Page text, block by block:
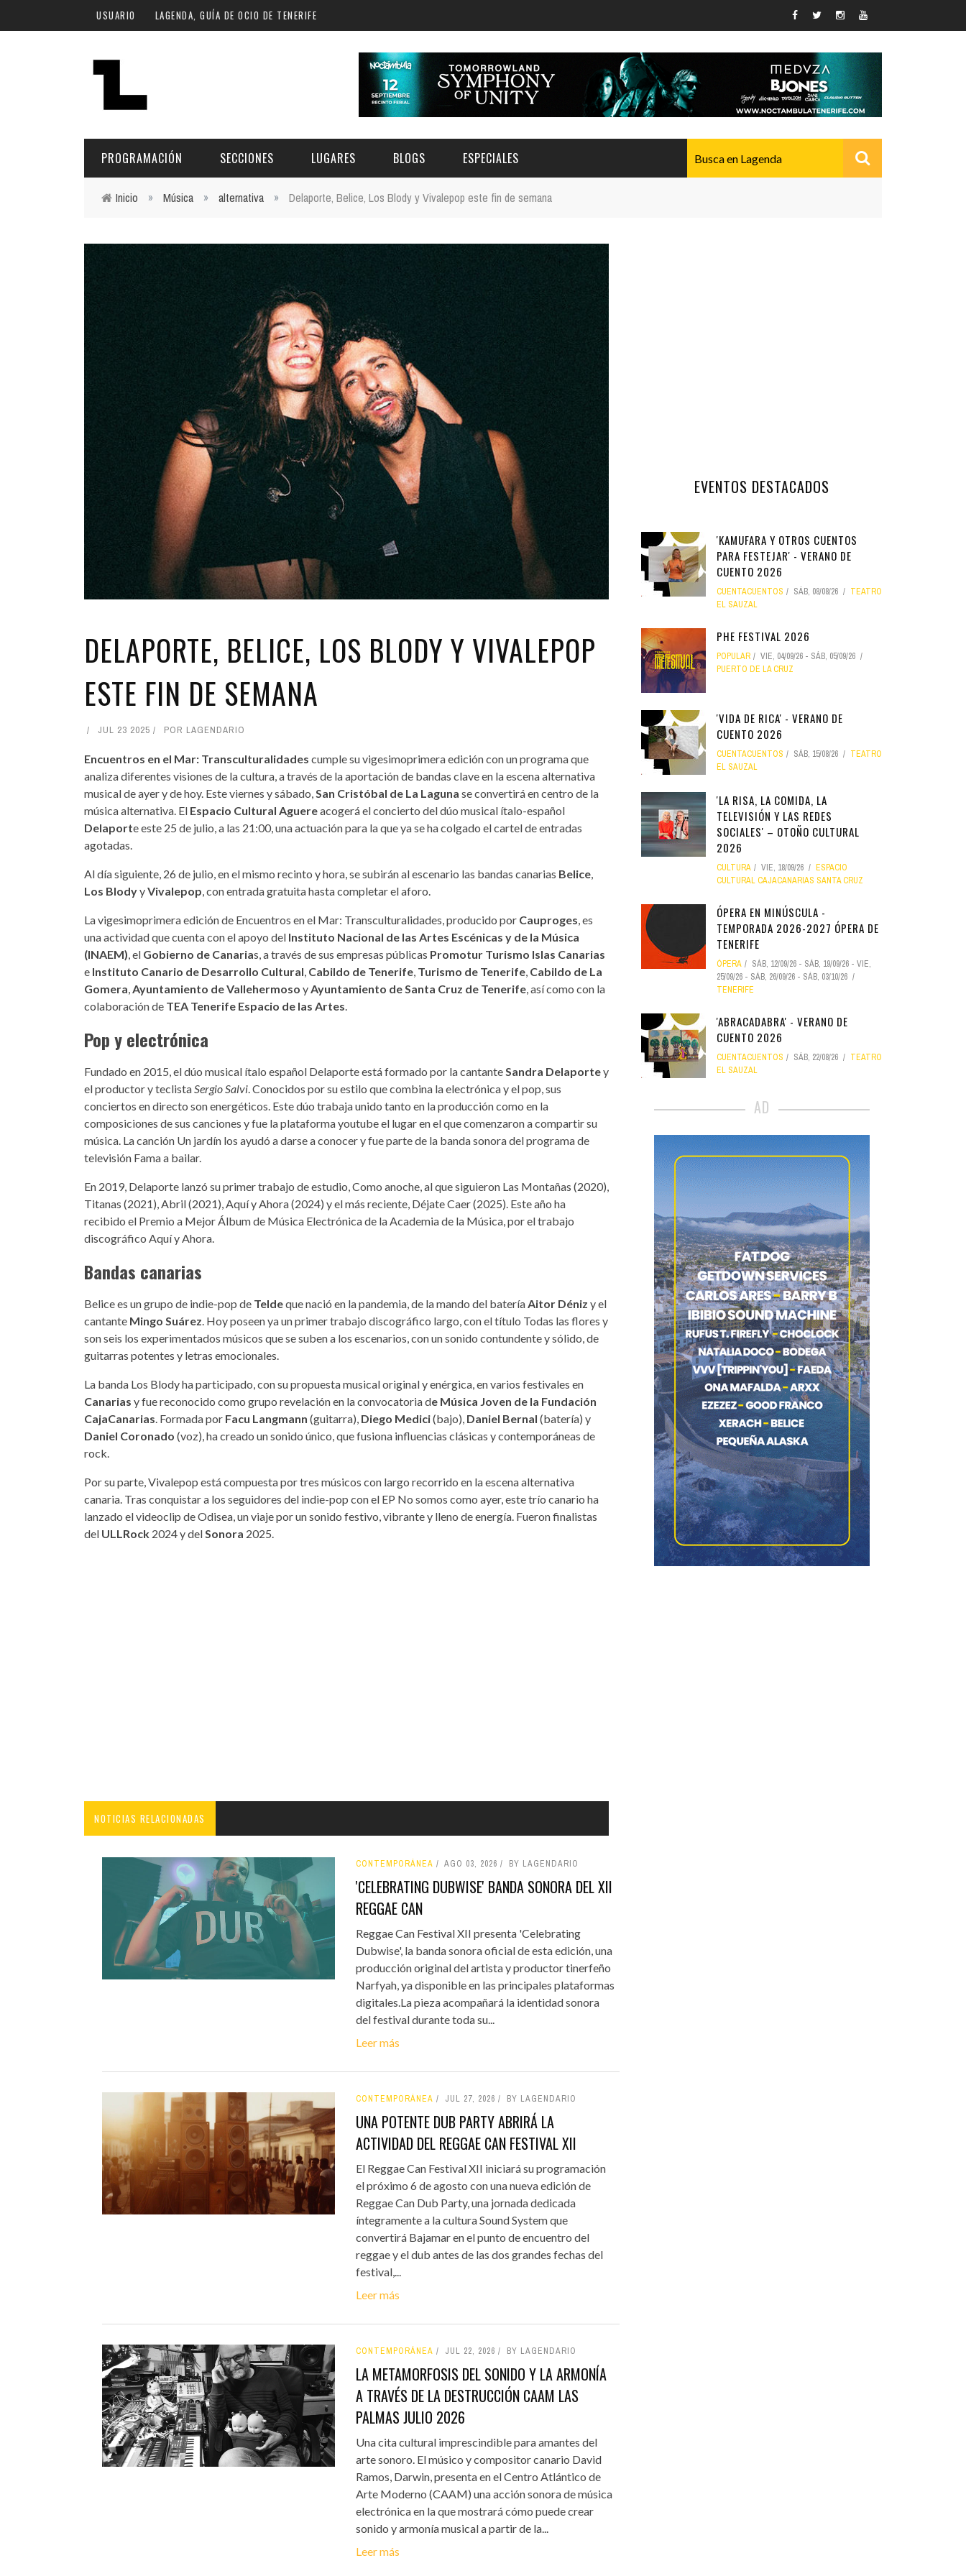
Pasar al contenido principal
USUARIO LAGENDA, GUÍA DE OCIO DE TENERIFE
PROGRAMACIÓN
Sur
Santa Cruz | La Laguna
Islas
Deporte y Naturaleza
Escénicas
SECCIONES
ESCÉNICAS
GASTRONOMÍA
INFANTIL
LUGARES
SALAS Y AUDITORIOS
NOCHE
LOCALES CON ACTUACIONES
COMERCIO
GASTRO
FORMATIVO
BLOGS ESPECIALES
XXVII VERANO DE CUENTO
Inicio » Música » alternativa » Delaporte, Belice, Los Blody y Vivalepop este fin de semana
DELAPORTE, BELICE, LOS BLODY Y VIVALEPOP
ESTE FIN DE SEMANA
JUL 23 2025 POR LAGENDARIO
Encuentros en el Mar: Transculturalidades cumple su vigesimoprimera edición con un programa que
analiza diferentes visiones de la cultura, a través de la aportación de bandas clave en la escena alternativa
musical de ayer y de hoy. Este viernes y sábado, San Cristóbal de La Laguna se convertirá en centro de la
música alternativa. El Espacio Cultural Aguereacogerá el concierto del dúo musical ítalo-español
Delaporte este 25 de julio, a las 21:00, una actuación para la que ya se ha colgado el cartel de entradas
agotadas.
Al día siguiente, 26 de julio, en el mismo recinto y hora, se subirán al escenario las bandas canarias Belice
Los BlodyyVivalepop , con entrada gratuita hasta completar el aforo.
La vigesimoprimera edición de Encuentros en el Mar: Transculturalidades, producido por Cauproges , es
una actividad que cuenta con el apoyo del Instituto Nacional de las Artes Escénicas y de la Música
(INAEM) , el Gobierno de Canarias, a través de sus empresas públicas Promotur Turismo Islas Canarias
e Instituto Canario de Desarrollo Cultural Cabildo de Tenerife Turismo de Tenerife Cabildo de La
Gomera Ayuntamiento de Vallehermoso y Ayuntamiento de Santa Cruz de Tenerife , así como con la
colaboración de TEA Tenerife Espacio de las Artes
Pop y electrónica
Fundado en 2015, el dúo musical ítalo español Delaporte está formado por la cantante Sandra Delaportey
el productor y teclista Sergio Salvi . Conocidos por su estilo que combina la electrónica y el pop, sus
conciertos en directo son energéticos. Este dúo trabaja unido tanto en la producción como en la
composiciones de sus canciones y fue la plataforma youtube el lugar en el que comenzaron a compartir su
música. La canción Un jardín los ayudó a darse a conocer y fue parte de la banda sonora del programa de
televisión Fama a bailar.
En 2019, Delaporte lanzó su primer trabajo de estudio, Como anoche, al que siguieron Las Montañas (2020),
Titanas (2021), Abril (2021), Aquí y Ahora (2024) y el más reciente, Déjate Caer (2025). Este año ha
recibido el Premio a Mejor Álbum de Música Electrónica de la Academia de la Música, por el trabajo
discográfico Aquí y Ahora.
Bandas canarias
Belice es un grupo de indie-pop de Teldeque nació en la pandemia, de la mando del batería Aitor Déniz y el
cantante Mingo Suárez . Hoy poseen ya un primer trabajo discográfico largo, con el título Todas las flores y
son seis los experimentados músicos que se suben a los escenarios, con un sonido contundente y sólido, de
guitarras potentes y letras emocionales.
La banda Los Blody ha participado, con su propuesta musical original y enérgica, en varios festivales en
Canarias y fue reconocido como grupo revelación en la convocatoria de Música Joven de la Fundación
CajaCanarias . Formada por Facu Langmann (guitarra), Diego Medici(bajo), Daniel Bernal (batería) y
Daniel Coronado (voz), ha creado un sonido único, que fusiona influencias clásicas y contemporáneas de
rock.
Por su parte, Vivalepop está compuesta por tres músicos con largo recorrido en la escena alternativa
canaria. Tras conquistar a los seguidores del indie-pop con el EP No somos como ayer, este trío canario ha
lanzado el videoclip de Odisea, un viaje por un sonido festivo, vibrante y lleno de energía. Fueron finalistas
del ULLRock 2024 y del Sonora 2025.
NOTICIAS RELACIONADAS
CONTEMPORÁNEA AGO 03, 2026 BY LAGENDARIO
'CELEBRATING DUBWISE' BANDA SONORA DEL XII
REGGAE CAN
Reggae Can Festival XII presenta 'Celebrating
Dubwise', la banda sonora oficial de esta edición, una
producción original del artista y productor tinerfeño
Narfyah, ya disponible en las principales plataformas
digitales.La pieza acompañará la identidad sonora
del festival durante toda su...
Leer más
CONTEMPORÁNEA JUL 27, 2026 BY LAGENDARIO
UNA POTENTE DUB PARTY ABRIRÁ LA
ACTIVIDAD DEL REGGAE CAN FESTIVAL XII
El Reggae Can Festival XII iniciará su programación
el próximo 6 de agosto con una nueva edición de
Reggae Can Dub Party, una jornada dedicada
íntegramente a la cultura Sound System que
convertirá Bajamar en el punto de encuentro del
reggae y el dub antes de las dos grandes fechas del
festival,...
Leer más
CONTEMPORÁNEA JUL 22, 2026 BY LAGENDARIO
LA METAMORFOSIS DEL SONIDO Y LA ARMONÍA
A TRAVÉS DE LA DESTRUCCIÓN CAAM LAS
PALMAS JULIO 2026
Una cita cultural imprescindible para amantes del
arte sonoro. El músico y compositor canario David
Ramos, Darwin, presenta en el Centro Atlántico de
Arte Moderno (CAAM) una acción sonora de música
electrónica en la que mostrará cómo puede crear
sonido y armonía musical a partir de la...
Leer más
EVENTOS DESTACADOS
'KAMUFARA Y OTROS CUENTOS
PARA FESTEJAR' - VERANO DE
CUENTO 2026
CUENTACUENTOS SÁB, 08/08/26
TEATRO
EL SAUZAL
PHE FESTIVAL 2026
POPULAR VIE, 04/09/26 - SÁB, 05/09/26
PUERTO DE LA CRUZ
'VIDA DE RICA' - VERANO DE
CUENTO 2026
CUENTACUENTOS SÁB, 15/08/26
TEATRO
EL SAUZAL
'LA RISA, LA COMIDA, LA
TELEVISIÓN Y LAS REDES
SOCIALES' – OTOÑO CULTURAL
2026
CULTURA VIE, 18/09/26
ESPACIO
CULTURAL CAJACANARIAS SANTA CRUZ
ÓPERA EN MINÚSCULA -
TEMPORADA 2026-2027 ÓPERA DE
TENERIFE
ÓPERA SÁB, 12/09/26 - SÁB, 19/09/26 - VIE,
25/09/26 - SÁB, 26/09/26 - SÁB, 03/10/26
TENERIFE
'ABRACADABRA' - VERANO DE
CUENTO 2026
CUENTACUENTOS SÁB, 22/08/26
TEATRO
EL SAUZAL
AD